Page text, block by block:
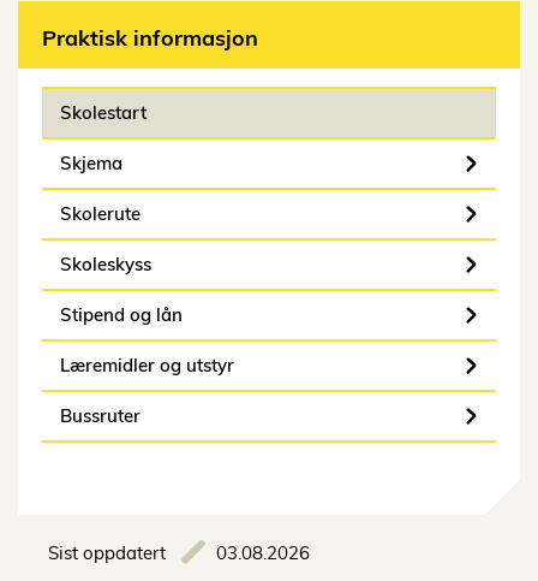
Praktisk informasjon
Skolestart
Skjema
Skolerute
Skoleskyss
Stipend og lån
Læremidler og utstyr
Bussruter
Sist oppdatert 03.08.2026